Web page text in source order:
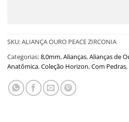
SKU:ALIANÇA OURO PEACE ZIRCONIA
Categorias:8,0mm,Alianças,Alianças de
Anatômica,Coleção Horizon,Com Pedras,